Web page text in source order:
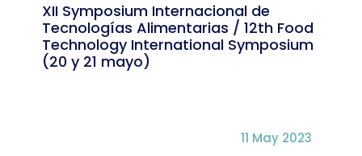
XII Symposium Internacional de
Tecnologías Alimentarias / 12th Food
Technology International Symposium
(20 y 21 mayo)
11 May 2023